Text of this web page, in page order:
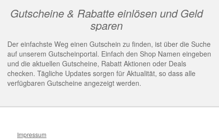
Gutscheine & Rabatte einlösen und Geld
sparen
Der einfachste Weg einen Gutschein zu finden, ist über die Suche
auf unserem Gutscheinportal. Einfach den Shop Namen eingeben
und die aktuellen Gutscheine, Rabatt Aktionen oder Deals
checken. Tägliche Updates sorgen für Aktualität, so dass alle
verfügbaren Gutscheine angezeigt werden.
Impressum